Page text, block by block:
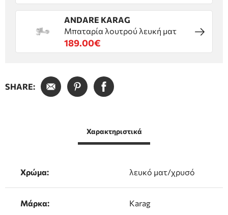
ANDARE KARAG
Μπαταρία λουτρού λευκή ματ
189.00€
SHARE:
Χαρακτηριστικά
Χρώμα: λευκό ματ/χρυσό
Μάρκα: Karag